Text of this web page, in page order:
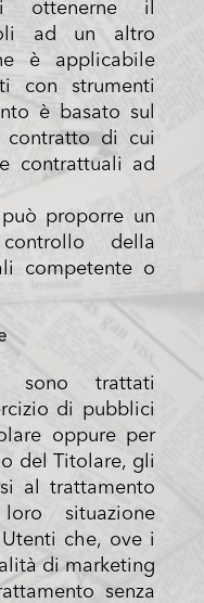
ottenerne il
ad un altro
è applicabile
con strumenti
è basato sul
contratto di cui
contrattuali ad
proporre un
della
competente o
sono trattati
di pubblici
oppure per
del Titolare, gli
al trattamento
situazione
che, ove i
di marketing
senza